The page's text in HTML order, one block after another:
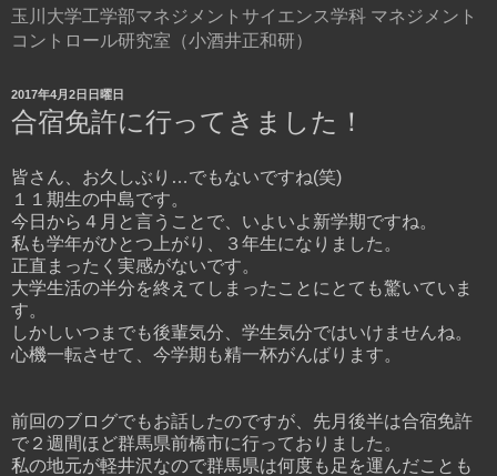
玉川大学工学部マネジメントサイエンス学科 マネジメント
コントロール研究室（小酒井正和研）
2017年4月2日日曜日
合宿免許に行ってきました！
皆さん、お久しぶり…でもないですね(笑)
１１期生の中島です。
今日から４月と言うことで、いよいよ新学期ですね。
私も学年がひとつ上がり、３年生になりました。
正直まったく実感がないです。
大学生活の半分を終えてしまったことにとても驚いていま
す。
しかしいつまでも後輩気分、学生気分ではいけませんね。
心機一転させて、今学期も精一杯がんばります。
前回のブログでもお話したのですが、先月後半は合宿免許
で２週間ほど群馬県前橋市に行っておりました。
私の地元が軽井沢なので群馬県は何度も足を運んだことも